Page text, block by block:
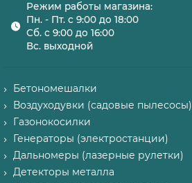
Режим работы магазина:
Пн. - Пт. с 9:00 до 18:00
Сб. с 9:00 до 16:00
Вс. выходной
Бетономешалки
Воздуходувки (садовые пылесосы)
Газонокосилки
Генераторы (электростанции)
Дальномеры (лазерные рулетки)
Детекторы металла